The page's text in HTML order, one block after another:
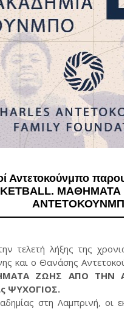
Αντετοκούνμπο
ΜΑΘΗΜΑΤΑ
ΑΝΤΕΤΟΚΟΥΝΜΠΟ
τελετή λήξης της
και ο Θανάσης
ΖΩΗΣ ΑΠΟ ΤΗΝ
ΨΥΧΟΓΙΟΣ.
στη Λαμπρινή, οι